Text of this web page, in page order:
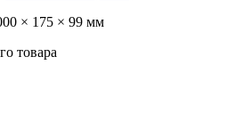
× 175 × 99 мм
товара